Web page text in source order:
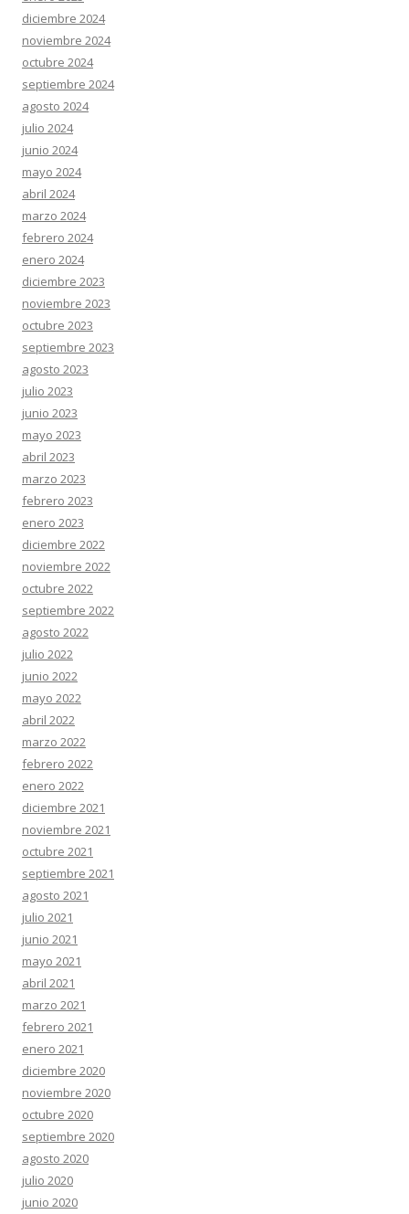
diciembre 2024
noviembre 2024
octubre 2024
septiembre 2024
agosto 2024
julio 2024
junio 2024
mayo 2024
abril 2024
marzo 2024
febrero 2024
enero 2024
diciembre 2023
noviembre 2023
octubre 2023
septiembre 2023
agosto 2023
julio 2023
junio 2023
mayo 2023
abril 2023
marzo 2023
febrero 2023
enero 2023
diciembre 2022
noviembre 2022
octubre 2022
septiembre 2022
agosto 2022
julio 2022
junio 2022
mayo 2022
abril 2022
marzo 2022
febrero 2022
enero 2022
diciembre 2021
noviembre 2021
octubre 2021
septiembre 2021
agosto 2021
julio 2021
junio 2021
mayo 2021
abril 2021
marzo 2021
febrero 2021
enero 2021
diciembre 2020
noviembre 2020
octubre 2020
septiembre 2020
agosto 2020
julio 2020
junio 2020